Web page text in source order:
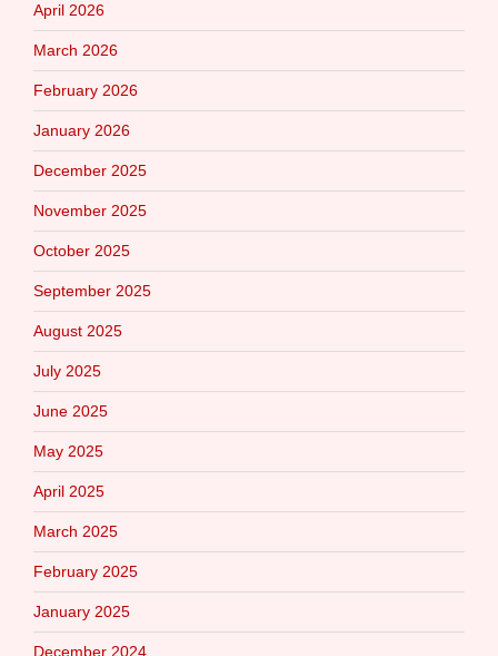
April 2026
March 2026
February 2026
January 2026
December 2025
November 2025
October 2025
September 2025
August 2025
July 2025
June 2025
May 2025
April 2025
March 2025
February 2025
January 2025
December 2024